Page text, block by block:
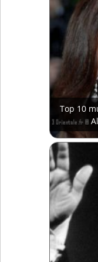
Top 10